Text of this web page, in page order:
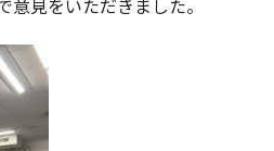
意見をいただきました。